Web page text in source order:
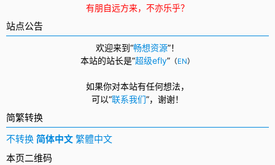
有朋自远方来，不亦乐乎？
站点公告
欢迎来到“畅想资源”！
本站的站长是“超级efly” （EN）
如果你对本站有任何想法，
可以“联系我们”， 谢谢！
简繁转换
不转换 简体中文 繁體中文
本页二维码